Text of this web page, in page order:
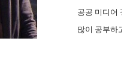
공공 미디어 정
많이 공부하고